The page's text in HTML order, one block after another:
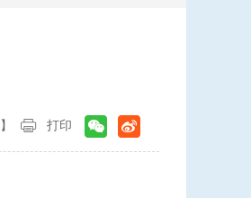
】 打印